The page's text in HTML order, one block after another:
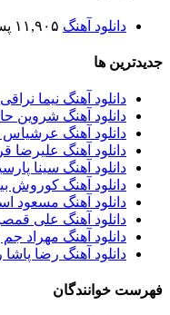
دانلود آهنگ ۱۱,۹۰۵ پست
جدیدترین ها
دانلود آهنگ نیما
دانلود آهنگ شروین
دانلود آهنگ
دانلود آهنگ علیرضا
دانلود آهنگ سینا
دانلود آهنگ کوروش
دانلود آهنگ مسعود
دانلود آهنگ علی
دانلود آهنگ مهراد
دانلود آهنگ رضا پاشا
فهرست خوانندگان